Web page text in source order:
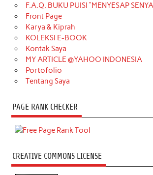
F.A.Q. BUKU PUISI “MENYESAP
Front Page
Karya & Kiprah
KOLEKSI E-BOOK
Kontak Saya
MY ARTICLE @YAHOO INDONESIA
Portofolio
Tentang Saya
PAGE RANK CHECKER
CREATIVE COMMONS LICENSE